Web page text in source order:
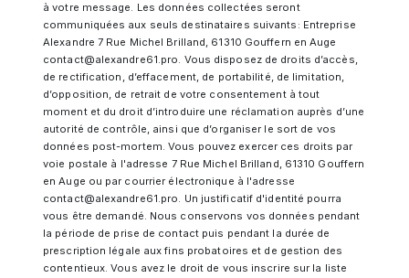
à votre message. Les données collectées seront
communiquées aux seuls destinataires suivants: Entreprise
Alexandre 7 Rue Michel Brilland, 61310 Gouffern en Auge
contact@alexandre61.pro. Vous disposez de droits d’accès,
de rectification, d’effacement, de portabilité, de limitation,
d’opposition, de retrait de votre consentement à tout
moment et du droit d’introduire une réclamation auprès d’une
autorité de contrôle, ainsi que d’organiser le sort de vos
données post-mortem. Vous pouvez exercer ces droits par
voie postale à l'adresse 7 Rue Michel Brilland, 61310 Gouffern
en Auge ou par courrier électronique à l'adresse
contact@alexandre61.pro. Un justificatif d'identité pourra
vous être demandé. Nous conservons vos données pendant
la période de prise de contact puis pendant la durée de
prescription légale aux fins probatoires et de gestion des
contentieux. Vous avez le droit de vous inscrire sur la liste